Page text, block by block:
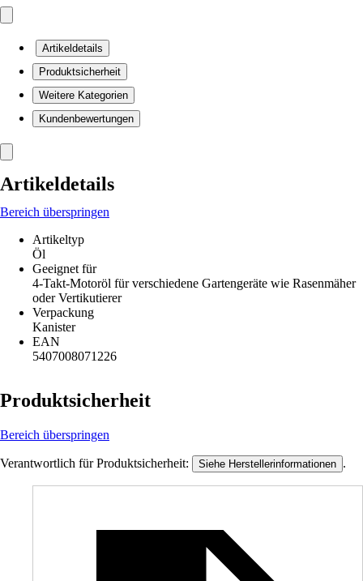
Artikeldetails
Produktsicherheit
Weitere Kategorien
Kundenbewertungen
Artikeldetails
Bereich überspringen
Artikeltyp
Öl
Geeignet für
4-Takt-Motoröl für verschiedene Gartengeräte wie Rasenmäher
oder Vertikutierer
Verpackung
Kanister
EAN
5407008071226
Produktsicherheit
Bereich überspringen
Verantwortlich für Produktsicherheit: Siehe Herstellerinformationen .